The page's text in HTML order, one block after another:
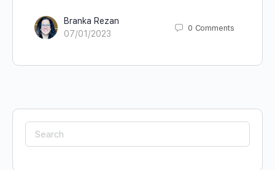
Branka Rezan
07/01/2023
0 Comments
Search
for: